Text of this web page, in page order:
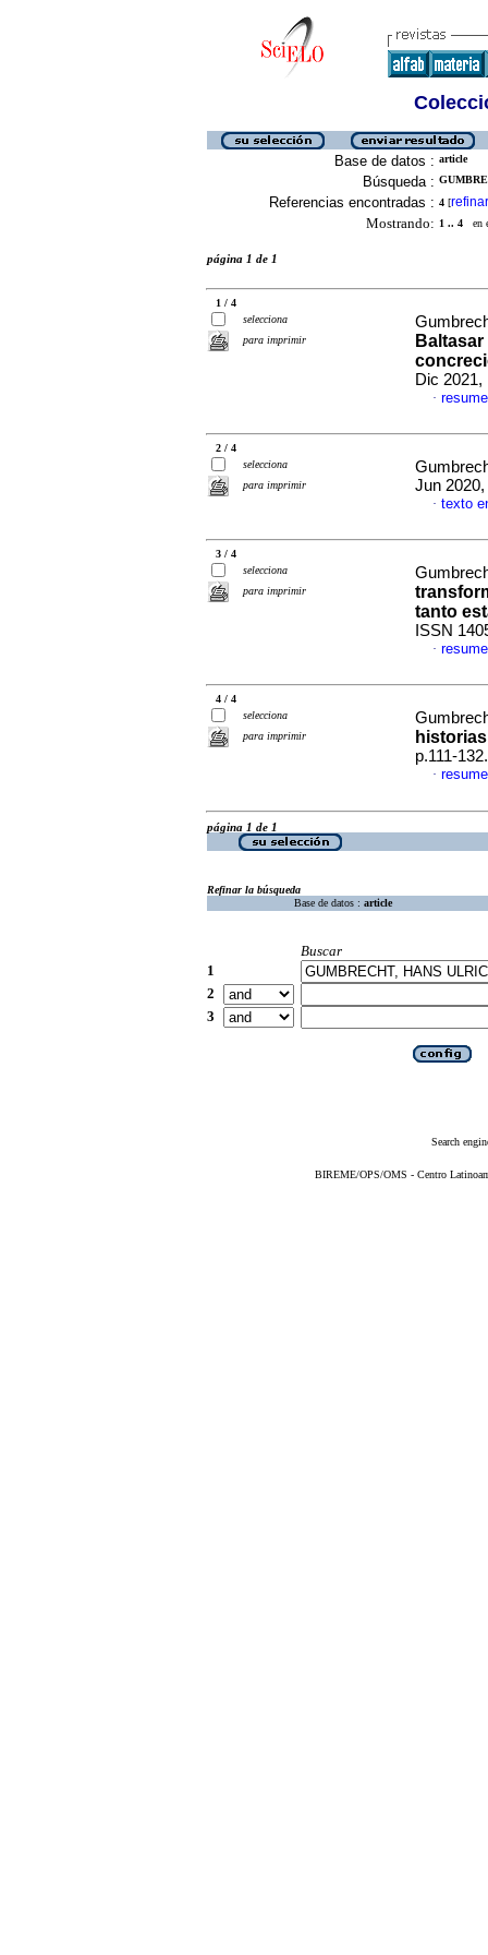
Base de datos : article
Búsqueda :
Referencias encontradas : 4 [refinar
Mostrando: 1 .. 4 en
página 1 de 1
1 / 4
selecciona
para imprimir
Dic 2021,
·
2 / 4
selecciona
para imprimir
Jun
· texto
3 / 4
selecciona
para imprimir
tanto
ISSN
·
4 / 4
selecciona
para imprimir
p.111-
·
página 1 de 1
Refinar la búsqueda
Base de datos : article
Buscar
1
2
3
Search
BIREME/OPS/OMS - Centro